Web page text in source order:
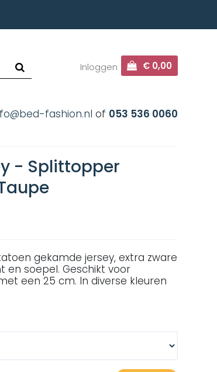
Inloggen € 0,00
fashion.nl of 053 536 0060
- Splittopper
gekamde jersey, extra zware
en soepel. Geschikt voor
een 25 cm. In diverse kleuren